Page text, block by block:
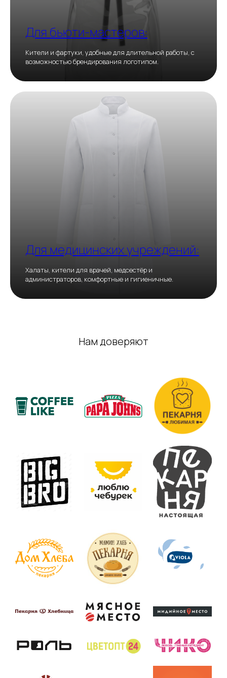
Для бьюти‑мастеров:
Кители и фартуки, удобные для длительной работы, с
возможностью брендирования логотипом.
Для медицинских учреждений:
Халаты, кители для врачей, медсестёр и
администраторов, комфортные и гигиеничные.
Нам доверяют